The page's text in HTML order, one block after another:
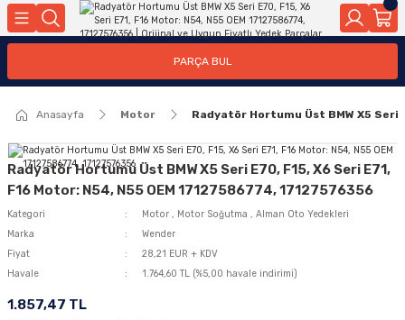
Geri Dön
Geri Dön
Geri Dön
Yakıt Pompası, Yakıt Hatları
Motor Elektrik
Ateşleme Buji Bobin Buji Kablosu
Geri Dön
Geri Dön
Geri Dön
Kollar
Geri Dön
Geri Dön
Ön Arka
Geri Dön
PARÇA BUL
Anasayfa Motor Radyatör Hortumu Üst BMW X5 Seri
Radyatör Hortumu Üst BMW X5 Seri E70, F15, X6 Seri E71,
F16 Motor: N54, N55 OEM 17127586774, 17127576356
Kategori Motor , Motor Soğutma , Alman Oto Yedekleri
Marka
Wender
Fiyat
28,21 EUR + KDV
Havale
1.764,60 TL (%5,00 havale indirimi)
1.857,47 TL